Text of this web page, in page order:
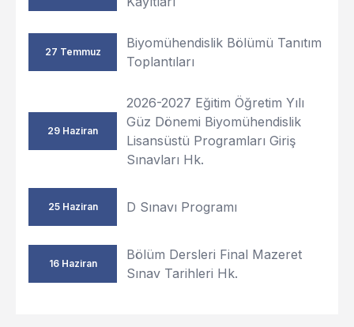
27 Temmuz
Biyomühendislik Bölümü Tanıtım
Toplantıları
29 Haziran
2026-2027 Eğitim Öğretim Yılı
Güz Dönemi Biyomühendislik
Lisansüstü Programları Giriş
Sınavları Hk.
25 Haziran D Sınavı Programı
16 Haziran
Bölüm Dersleri Final Mazeret
Sınav Tarihleri Hk.